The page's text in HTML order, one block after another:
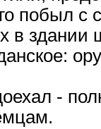
побыл с
в
-